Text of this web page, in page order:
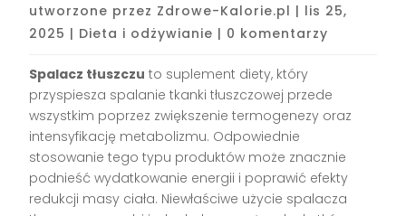
utworzone przez Zdrowe-Kalorie.pl | lis 25,
2025 | Dieta i odżywianie | 0 komentarzy
Spalacz tłuszczu to suplement diety, który
przyspiesza spalanie tkanki tłuszczowej przede
wszystkim poprzez zwiększenie termogenezy oraz
intensyfikację metabolizmu. Odpowiednie
stosowanie tego typu produktów może znacznie
podnieść wydatkowanie energii i poprawić efekty
redukcji masy ciała. Niewłaściwe użycie spalacza